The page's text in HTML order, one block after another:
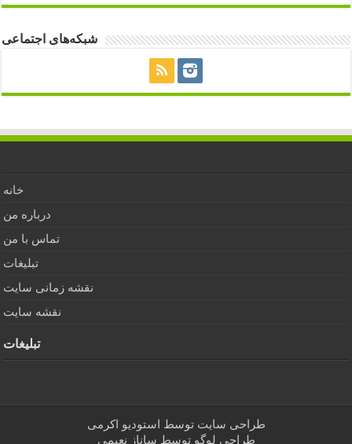
شبکه‌های اجتماعی
خانه
درباره من
تماس با من
تبلیغات
نقشه زمانی سایت
نقشه سایت
تبلیغات
طراحی سایت توسط استودیو اکرمی
طراحی لوگو توسط ساناز نعیمی